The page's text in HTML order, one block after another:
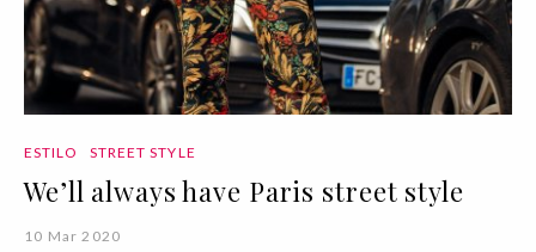
ESTILO STREET STYLE
We’ll always have Paris street style
10 Mar 2020